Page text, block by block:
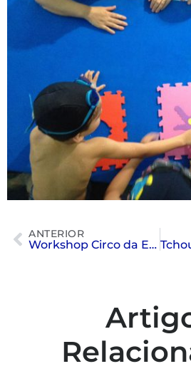
ANTERIOR
Workshop Circo da Escola de Esportes | Colégio Albert Sabin